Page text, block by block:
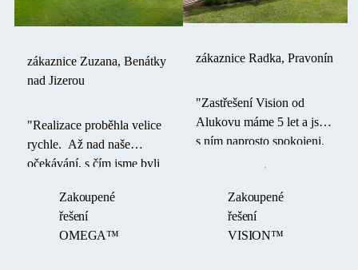
zákaznice Zuzana, Benátky
nad Jizerou
"Realizace proběhla velice
rychle. Až nad naše
očekávání, s čím jsme byli
realizace byla těsně před
létem. "
Zakoupené
řešení
OMEGA™
zákaznice Radka, Pravonín
"Zastřešení Vision od
Alukovu máme 5 let a jsme
s ním naprosto spokojeni.
můžeme využívat
celoročně."
Zakoupené
řešení
VISION™